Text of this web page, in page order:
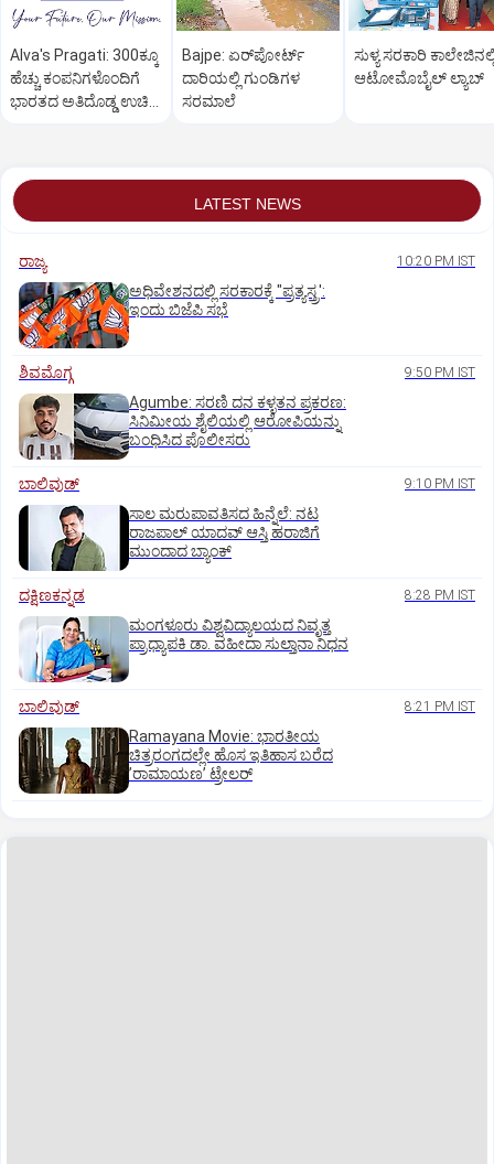
Alva's Pragati: 300ಕ್ಕೂ
ಹೆಚ್ಚು ಕಂಪನಿಗಳೊಂದಿಗೆ
ಭಾರತದ ಅತಿದೊಡ್ಡ ಉಚಿತ
Bajpe: ಏರ್‌ಪೋರ್ಟ್‌
ದಾರಿಯಲ್ಲಿ ಗುಂಡಿಗಳ
ಸರಮಾಲೆ
ಸುಳ್ಯ ಸರಕಾರಿ
ಆಟೋಮೊಬೈಲ್‌ ಲ್ಯಾಬ್‌
LATEST NEWS
ರಾಜ್ಯ 10:20 PM IST
ಅಧಿವೇಶನದಲ್ಲಿ ಸರಕಾರಕ್ಕೆ "ಪ್ರತ್ಯಸ್ತ್ರ':
ಇಂದು ಬಿಜೆಪಿ ಸಭೆ
ಶಿವಮೊಗ್ಗ 9:50 PM IST
Agumbe: ಸರಣಿ ದನ ಕಳ್ಳತನ ಪ್ರಕರಣ:
ಸಿನಿಮೀಯ ಶೈಲಿಯಲ್ಲಿ ಆರೋಪಿಯನ್ನು
ಬಂಧಿಸಿದ ಪೊಲೀಸರು
ಬಾಲಿವುಡ್‌ 9:10 PM IST
ಸಾಲ ಮರುಪಾವತಿಸದ ಹಿನ್ನೆಲೆ: ನಟ
ರಾಜಪಾಲ್ ಯಾದವ್‌ ಆಸ್ತಿ ಹರಾಜಿಗೆ
ಮುಂದಾದ ಬ್ಯಾಂಕ್
ದಕ್ಷಿಣಕನ್ನಡ 8:28 PM IST
ಮಂಗಳೂರು ವಿಶ್ವವಿದ್ಯಾಲಯದ ನಿವೃತ್ತ
ಪ್ರಾಧ್ಯಾಪಕಿ ಡಾ. ವಹೀದಾ ಸುಲ್ತಾನಾ ನಿಧನ
ಬಾಲಿವುಡ್‌ 8:21 PM IST
Ramayana Movie: ಭಾರತೀಯ
ಚಿತ್ರರಂಗದಲ್ಲೇ ಹೊಸ ಇತಿಹಾಸ ಬರೆದ
ʼರಾಮಾಯಣʼ ಟ್ರೇಲರ್